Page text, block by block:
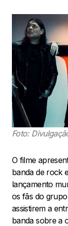
Foto:
O filme
banda de rock
lançamento
os fãs do
assistirem a
banda sobre a